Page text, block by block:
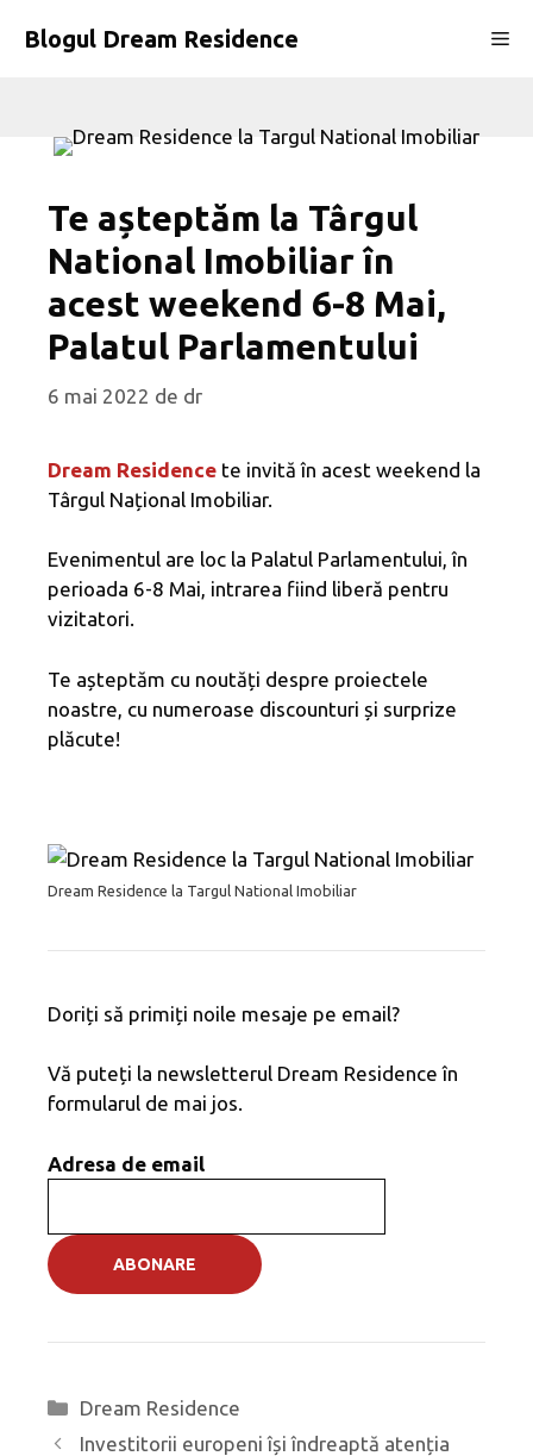
Blogul Dream Residence
Te așteptăm la Târgul
National Imobiliar în
acest weekend 6-8 Mai,
Palatul Parlamentului
6 mai 2022 de dr
Dream Residence te invită în acest weekend la
Târgul Național Imobiliar.
Evenimentul are loc la Palatul Parlamentului, în
perioada 6-8 Mai, intrarea fiind liberă pentru
vizitatori.
Te așteptăm cu noutăți despre proiectele
noastre, cu numeroase discounturi și surprize
plăcute!
Dream Residence la Targul National Imobiliar
Doriți să primiți noile mesaje pe email?
Vă puteți la newsletterul Dream Residence în
formularul de mai jos.
Adresa de email
Categorii
Dream Residence
Navigare
Investitorii europeni își îndreaptă atenția